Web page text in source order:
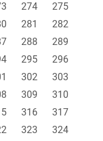
274
275
281
282
288
289
295
296
302
303
309
310
316
317
323
324